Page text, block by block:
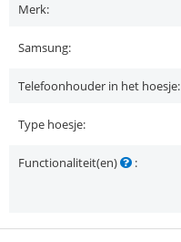
Merk:
Samsung:
Telefoonhouder in het hoesje:
Type hoesje:
Functionaliteit(en) :